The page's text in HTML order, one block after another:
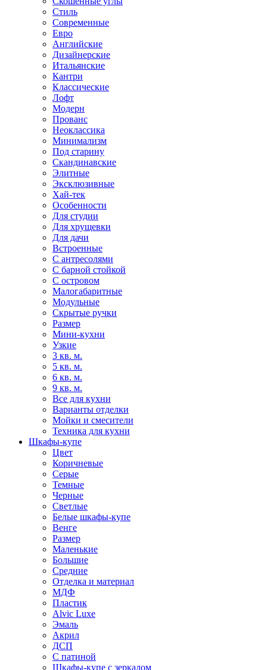
Стиль
Современные
Евро
Английские
Дизайнерские
Итальянские
Кантри
Классические
Лофт
Модерн
Прованс
Неоклассика
Минимализм
Под старину
Скандинавские
Элитные
Эксклюзивные
Хай-тек
Особенности
Для студии
Для хрущевки
Для дачи
Встроенные
С антресолями
С барной стойкой
С островом
Малогабаритные
Модульные
Скрытые ручки
Размер
Мини-кухни
Узкие
3 кв. м.
5 кв. м.
6 кв. м.
9 кв. м.
Все для кухни
Варианты отделки
Мойки и смесители
Техника для кухни
Шкафы-купе
Цвет
Коричневые
Серые
Темные
Черные
Светлые
Белые шкафы-купе
Венге
Размер
Маленькие
Большие
Средние
Отделка и материал
МДФ
Пластик
Alvic Luxe
Эмаль
Акрил
ДСП
С патиной
Шкафы-купе с зеркалом